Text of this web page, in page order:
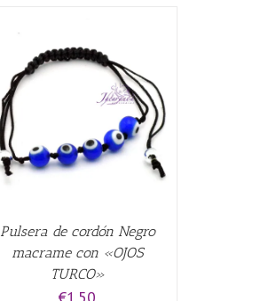
Pulsera de cordón Negro
macrame con «OJOS
TURCO»